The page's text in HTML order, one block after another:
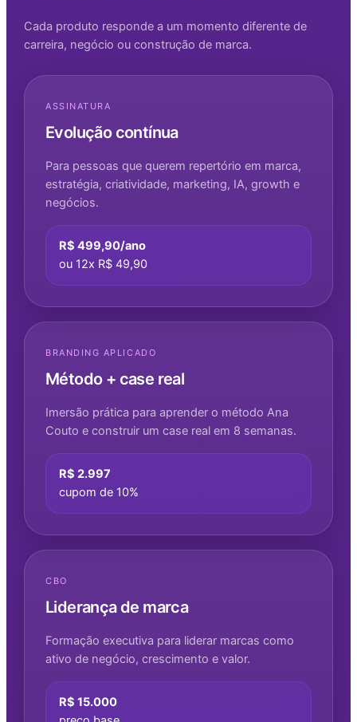
Cada produto responde a um momento diferente de
carreira, negócio ou construção de marca.
ASSINATURA
Evolução contínua
Para pessoas que querem repertório em marca,
estratégia, criatividade, marketing, IA, growth e
negócios.
R$ 499,90/ano
ou 12x R$ 49,90
BRANDING APLICADO
Método + case real
Imersão prática para aprender o método Ana
Couto e construir um case real em 8 semanas.
R$ 2.997
cupom de 10%
CBO
Liderança de marca
Formação executiva para liderar marcas como
ativo de negócio, crescimento e valor.
R$ 15.000